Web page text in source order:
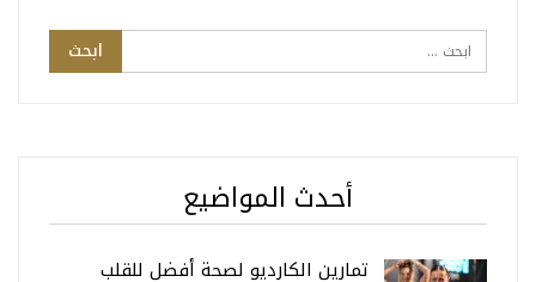
أحدث المواضيع
تمارين الكارديو لصحة أفضل للقلب